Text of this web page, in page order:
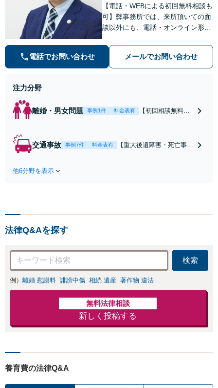
【電話・WEBによる初回無料相談も
可】弊事務所では、来所頂いての面
談以外にも、電話・オンライン形式
弁護士にご相談頂くことで、今のご
不安が和らぐとともに、問題解決の
ために前に進むことができます。
電話でお問い合わせ メールでお問い合わせ
注力分野
離婚・男女問題 事例1件 料金表有
【初回相談無料】
条件で離婚ができ
交通事故 事例7件 料金表有
【重大後遺障害・死亡事案
応・納得できる解決を」
他6分野を表示
法律Q&Aを探す
検索
例） 離婚 慰謝料 誹謗中傷 相続 遺産 著作物 違法
無料法律相談
新しく投稿する
養育費の法律Q&A